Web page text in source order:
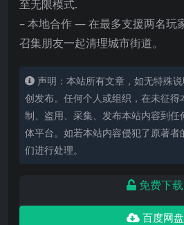
至无限模式.
– 本地合作 — 在最多支援两名玩
召集朋友一起清理城市街道。
声明：本站所有文章，如无特殊
创发布。任何个人或组织，在未征得
制、盗用、采集、发布本站内容到任
体平台。如若本站内容侵犯了原著
们进行处理。
免费下载
百度网盘